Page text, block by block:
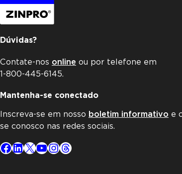
Dúvidas?
Contate-nos online ou por telefone em
1-800-445-6145.
Mantenha-se conectado
Inscreva-se em nosso boletim informativo e
se conosco nas redes sociais.
Facebook
LinkedIn
X YouTube
Instagram
Threads